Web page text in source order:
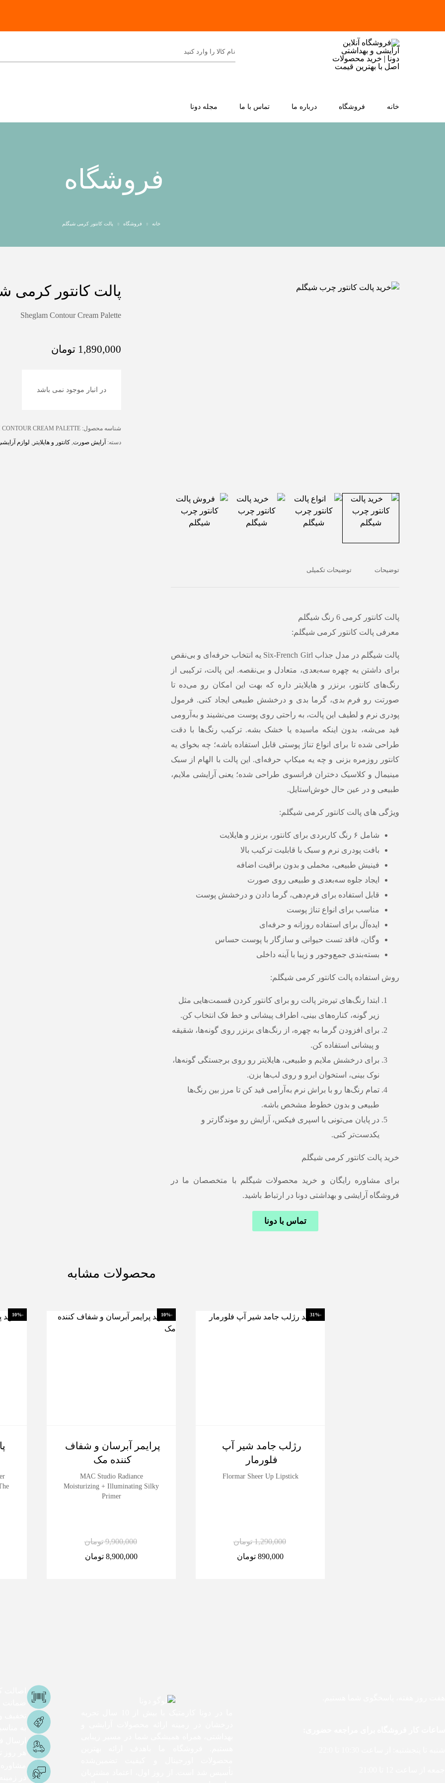
خانه فروشگاه درباره ما تماس با ما مجله دونا
فروشگاه
خانه فروشگاه پالت کانتور کرمی شیگلم
توضیحات توضیحات تکمیلی
پالت کانتور کرمی 6 رنگ شیگلم
معرفی پالت کانتور کرمی شیگلم:
پالت شیگلم در مدل جذاب Six-French Girl یه انتخاب حرفه‌ای و بی‌نقص
برای داشتن یه چهره سه‌بعدی، متعادل و بی‌نقصه. این پالت، ترکیبی از
رنگ‌های کانتور، برنزر و هایلایتر داره که بهت این امکان رو می‌ده تا
صورتت رو فرم بدی، گرما بدی و درخشش طبیعی ایجاد کنی. فرمول
پودری نرم و لطیف این پالت، به راحتی روی پوست می‌نشیند و به‌آرومی
فید می‌شه، بدون اینکه ماسیده یا خشک بشه. ترکیب رنگ‌ها با دقت
طراحی شده تا برای انواع تناژ پوستی قابل استفاده باشه؛ چه بخوای یه
کانتور روزمره بزنی و چه یه میکاپ حرفه‌ای. این پالت با الهام از سبک
مینیمال و کلاسیک دختران فرانسوی طراحی شده؛ یعنی آرایشی ملایم،
طبیعی و در عین حال خوش‌استایل.
ویژگی های پالت کانتور کرمی شیگلم:
شامل ۶ رنگ کاربردی برای کانتور، برنزر و هایلایت
بافت پودری نرم و سبک با قابلیت ترکیب بالا
فینیش طبیعی، مخملی و بدون براقیت اضافه
ایجاد جلوه سه‌بعدی و طبیعی روی صورت
قابل استفاده برای فرم‌دهی، گرما دادن و درخشش پوست
مناسب برای انواع تناژ پوست
ایده‌آل برای استفاده روزانه و حرفه‌ای
وگان، فاقد تست حیوانی و سازگار با پوست حساس
بسته‌بندی جمع‌وجور و زیبا با آینه داخلی
روش استفاده پالت کانتور کرمی شیگلم:
ابتدا رنگ‌های تیره‌تر پالت رو برای کانتور کردن قسمت‌هایی مثل
زیر گونه، کناره‌های بینی، اطراف پیشانی و خط فک انتخاب کن.
برای افزودن گرما به چهره، از رنگ‌های برنزر روی گونه‌ها، شقیقه
و پیشانی استفاده کن.
برای درخشش ملایم و طبیعی، هایلایتر رو روی برجستگی گونه‌ها،
نوک بینی، استخوان ابرو و روی لب‌ها بزن.
تمام رنگ‌ها رو با براش نرم به‌آرامی فید کن تا مرز بین رنگ‌ها
طبیعی و بدون خطوط مشخص باشه.
در پایان می‌تونی با اسپری فیکس، آرایش رو موندگارتر و
یکدست‌تر کنی.
خرید پالت کانتور کرمی شیگلم
برای مشاوره رایگان و خرید محصولات شیگلم با متخصصان ما در
فروشگاه آرایشی و بهداشتی دونا در ارتباط باشید.
تماس با دونا
پالت کانتور کرمی
Sheglam Contour Cream Palette
1,890,000 تومان
در انبار موجود نمی باشد
شناسه محصول: CREAM PALETTE
دسته: آرایش صورت, کانتور و هایلایتر , لوازم
محصولات مشابه
-31%
رژلب جامد شیر آپ
فلورمار
Flormar Sheer Up Lipstick
1,290,000 تومان
890,000 تومان
-10%
پرایمر آبرسان و شفاف
کننده مک
MAC Studio Radiance
Moisturizing + Illuminating Silky
Primer
9,900,000 تومان
8,900,000 تومان
-10%